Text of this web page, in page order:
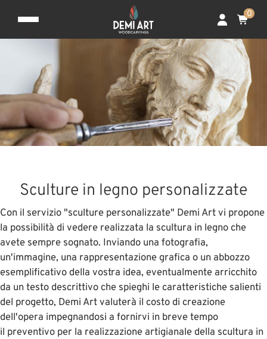
0
Sculture in legno personalizzate
Con il servizio "sculture personalizzate" Demi Art vi propone
la possibilità di vedere realizzata la scultura in legno che
avete sempre sognato. Inviando una fotografia,
un'immagine, una rappresentazione grafica o un abbozzo
esemplificativo della vostra idea, eventualmente arricchito
da un testo descrittivo che spieghi le caratteristiche salienti
del progetto, Demi Art valuterà il costo di creazione
dell'opera impegnandosi a fornirvi in breve tempo
il preventivo per la realizzazione artigianale della scultura in